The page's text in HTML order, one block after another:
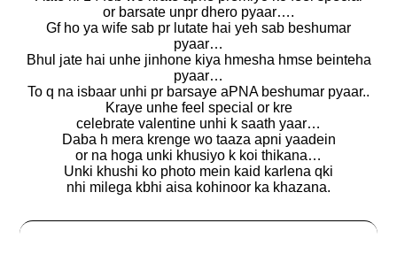
or barsate unpr dhero pyaar….
Gf ho ya wife sab pr lutate hai yeh sab beshumar
pyaar…
Bhul jate hai unhe jinhone kiya hmesha hmse beinteha
pyaar…
To q na isbaar unhi pr barsaye aPNA beshumar pyaar..
Kraye unhe feel special or kre
celebrate valentine unhi k saath yaar…
Daba h mera krenge wo taaza apni yaadein
or na hoga unki khusiyo k koi thikana…
Unki khushi ko photo mein kaid karlena qki
nhi milega kbhi aisa kohinoor ka khazana.